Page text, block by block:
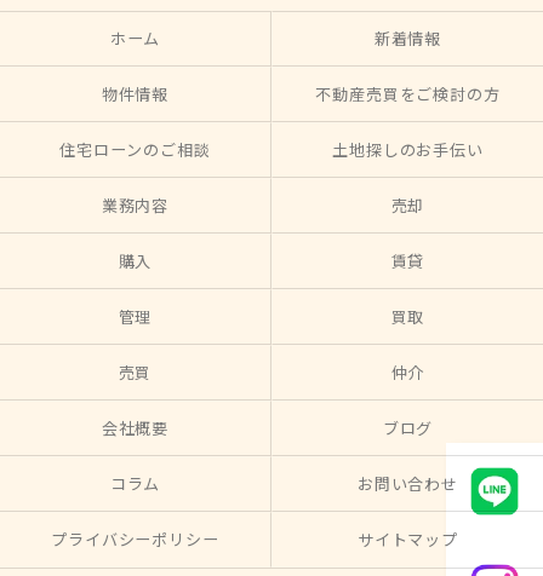
ホーム 新着情報
物件情報 不動産売買をご検討の方
住宅ローンのご相談 土地探しのお手伝い
業務内容 売却
購入 賃貸
管理 買取
売買 仲介
会社概要 ブログ
コラム お問い合わせ
プライバシーポリシー サイトマップ